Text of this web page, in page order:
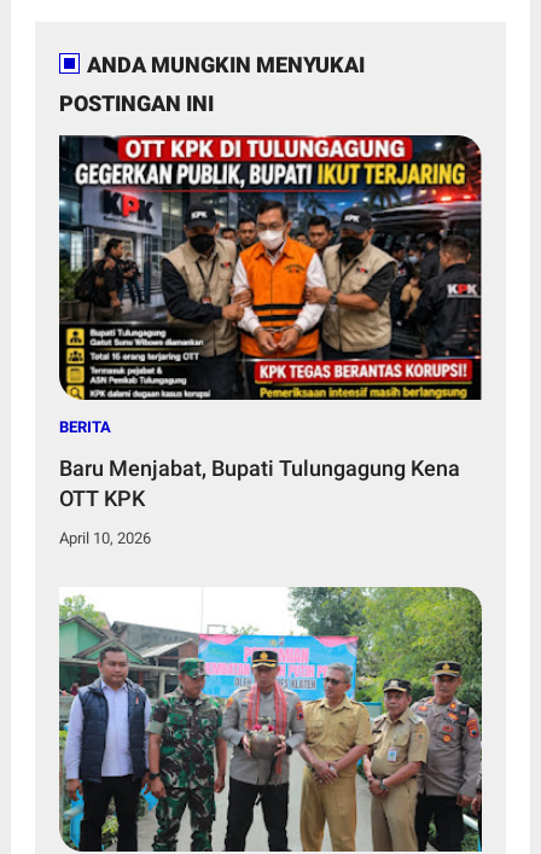
ANDA MUNGKIN MENYUKAI
POSTINGAN INI
BERITA
Baru Menjabat, Bupati Tulungagung Kena
OTT KPK
April 10, 2026